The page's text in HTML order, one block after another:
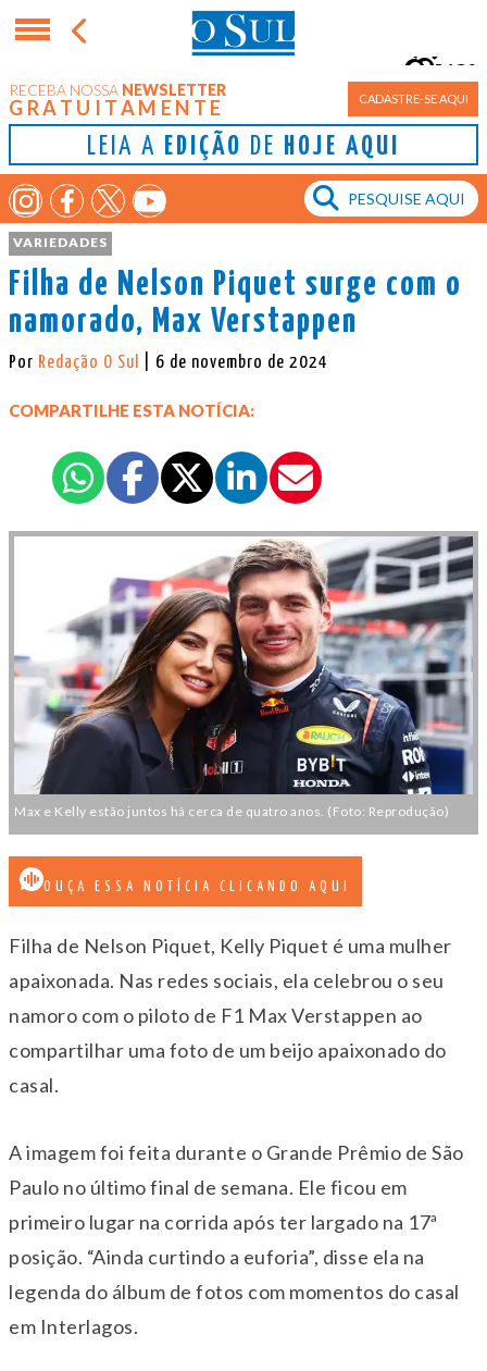
RECEBA NOSSA NEWSLETTER
GRATUITAMENTE CADASTRE-SE AQUI
LEIA A EDIÇÃO DE HOJE AQUI
Porto Alegre
13°
VARIEDADES
Filha de Nelson Piquet surge com o
namorado, Max Verstappen
Por Redação O Sul | 6 de novembro de 2024
COMPARTILHE ESTA NOTÍCIA:
Max e Kelly estão juntos há cerca de quatro anos. (Foto: Reprodução)
OUÇA ESSA NOTÍCIA CLICANDO AQUI
Filha de Nelson Piquet, Kelly Piquet é uma mulher
apaixonada. Nas redes sociais, ela celebrou o seu
namoro com o piloto de F1 Max Verstappen ao
compartilhar uma foto de um beijo apaixonado do
casal.
A imagem foi feita durante o Grande Prêmio de São
Paulo no último final de semana. Ele ficou em
primeiro lugar na corrida após ter largado na 17ª
posição. “Ainda curtindo a euforia”, disse ela na
legenda do álbum de fotos com momentos do casal
em Interlagos.